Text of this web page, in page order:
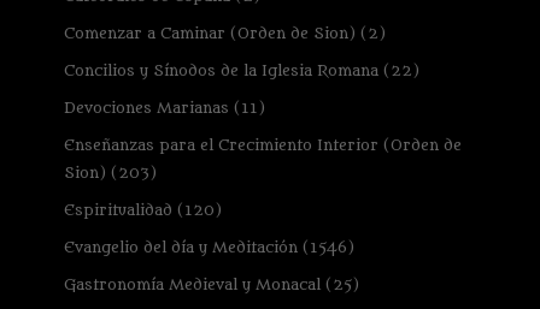
Comenzar a Caminar (Orden de Sion) (2)
Concilios y Sínodos de la Iglesia Romana(22)
Devociones Marianas (11)
Enseñanzas para el Crecimiento Interior (Orden de
Sion) (203)
Espiritualidad (120)
Evangelio del día y Meditación(1546)
Gastronomía Medieval y Monacal(25)